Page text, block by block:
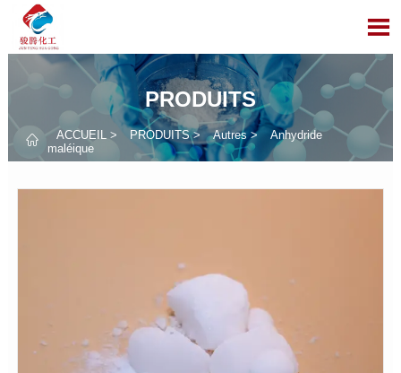

PRODUITS
 ACCUEIL > PRODUITS> Autres>
Anhydride
maléique